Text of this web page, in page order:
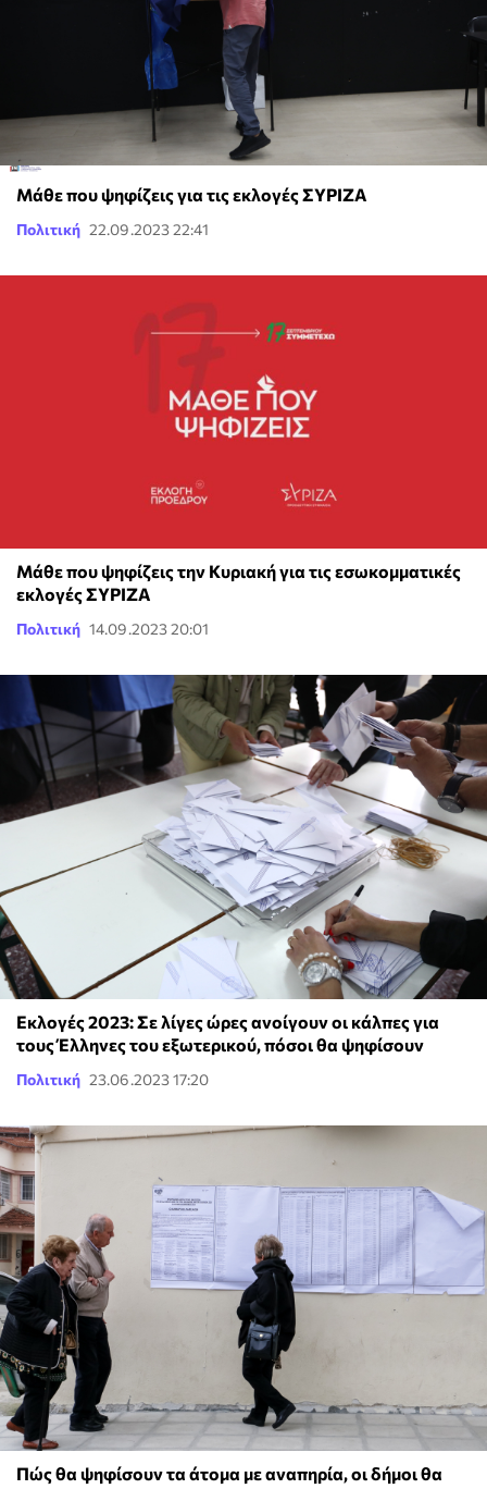
Μάθε που ψηφίζεις για τις εκλογές ΣΥΡΙΖΑ
Πολιτική 22.09.2023 22:41
Μάθε που ψηφίζεις την Κυριακή για τις εσωκομματικές
εκλογές ΣΥΡΙΖΑ
Πολιτική 14.09.2023 20:01
Εκλογές 2023: Σε λίγες ώρες ανοίγουν οι κάλπες για
τους Έλληνες του εξωτερικού, πόσοι θα ψηφίσουν
Πολιτική 23.06.2023 17:20
Πώς θα ψηφίσουν τα άτομα με αναπηρία, οι δήμοι θα